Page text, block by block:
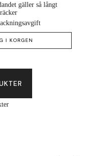
gäller så långt
I KORGEN